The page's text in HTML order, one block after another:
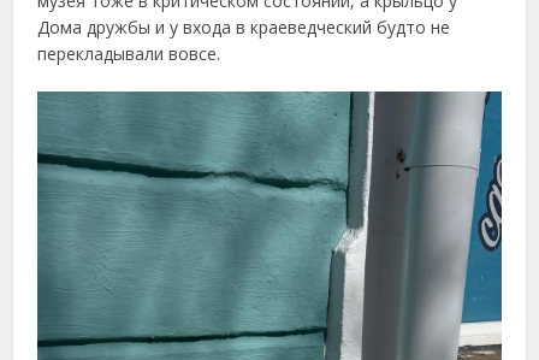
Дома дружбы и у входа в краеведческий будто не
перекладывали вовсе.